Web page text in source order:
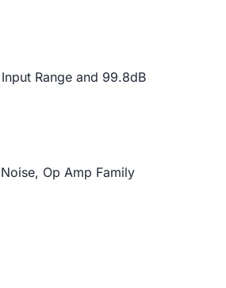
Range and 99.8dB
Op Amp Family